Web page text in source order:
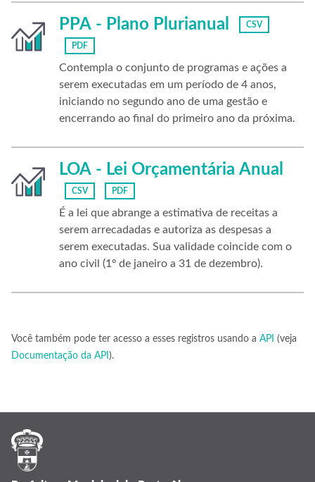
PPA - Plano Plurianual CSV
PDF
Contempla o conjunto de programas e ações a
serem executadas em um período de 4 anos,
iniciando no segundo ano de uma gestão e
encerrando ao final do primeiro ano da próxima.
LOA - Lei Orçamentária Anual
CSV PDF
É a lei que abrange a estimativa de receitas a
serem arrecadadas e autoriza as despesas a
serem executadas. Sua validade coincide com o
ano civil (1º de janeiro a 31 de dezembro).
Você também pode ter acesso a esses registros usando a API (veja
Documentação da API ).